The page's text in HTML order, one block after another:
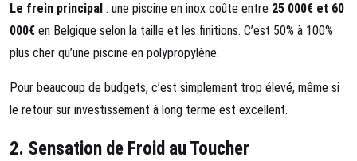
Le frein principal : une piscine en inox coûte entre 25 000€ et 60
000€ en Belgique selon la taille et les finitions. C’est 50% à 100%
plus cher qu’une piscine en polypropylène.
Pour beaucoup de budgets, c’est simplement trop élevé, même si
le retour sur investissement à long terme est excellent.
2. Sensation de Froid au Toucher